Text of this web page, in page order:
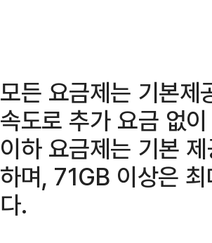
모든 요금제는 기본
속도로 추가 요금 없
이하 요금제는 기본
하며, 71GB 이상은
다.